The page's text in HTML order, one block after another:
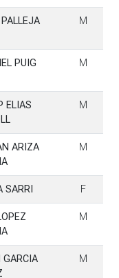
M
PUIG
M
ELIAS
M
ARIZA
M
SARRI F
M
GARCIA
M